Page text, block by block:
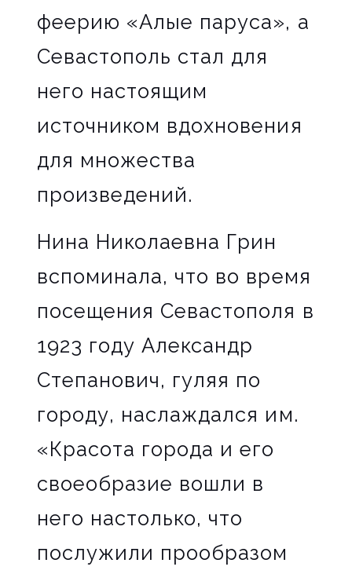
феерию «Алые паруса», а
Севастополь стал для
него настоящим
источником вдохновения
для множества
произведений.
Нина Николаевна Грин
вспоминала, что во время
посещения Севастополя в
1923 году Александр
Степанович, гуляя по
городу, наслаждался им.
«Красота города и его
своеобразие вошли в
него настолько, что
послужили прообразом